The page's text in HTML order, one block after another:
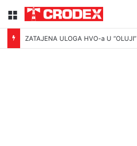
Menu
ZATAJENA ULOGA HVO-a U “OLUJI”